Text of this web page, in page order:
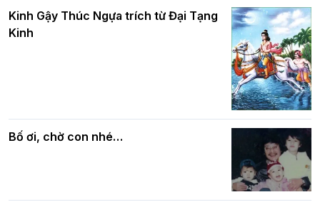
kính mừng Đại lễ Phật đản PL.2570 –
DL.2026
nhân mùa Phật đản PL.2570
và bình đẳng trong Phật giáo
Phật giáo chính tín Phần 7: Luật nhân
quả
Kinh Gậy Thúc Ngựa trích từ Đại Tạng
Kinh
Bố ơi, chờ con nhé…